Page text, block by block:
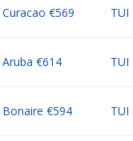
€569 TUI
€614 TUI
€594 TUI